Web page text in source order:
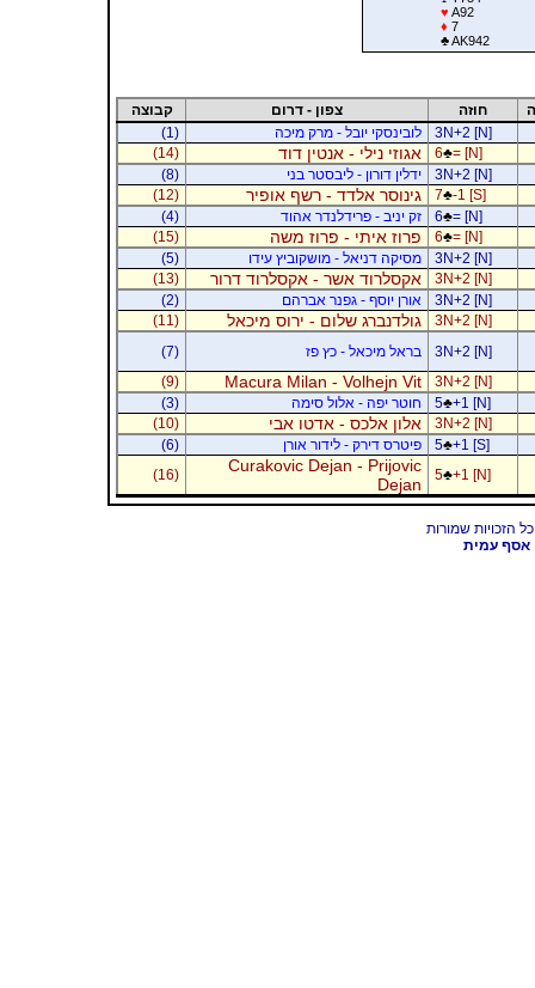
♥ A92
♦ 7
♣AK942
חוזה צפון - דרום
קבוצה
3N+2 [N]
לובינסקי יובל - מרק מיכה
(1)
6♣= [N] אגוזי נילי - אנטין דוד
(14)
3N+2 [N]
ידלין דורון - ליבסטר בני
(8)
7♣-1 [S] גינוסר אלדד - רשף אופיר
(12)
6♣= [N] זק יניב - פרידלנדר אהוד
(4)
6♣= [N] פרוז איתי - פרוז משה
(15)
3N+2 [N]
מסיקה דניאל - מושקוביץ עידו
(5)
3N+2 [N]
אקסלרוד אשר - אקסלרוד דרור
(13)
3N+2 [N]
אורן יוסף - גפנר אברהם
(2)
3N+2 [N]
גולדנברג שלום - ירוס מיכאל
(11)
3N+2 [N]
בראל מיכאל - כץ פז
(7)
3N+2 [N]
Macura Milan - Volhejn Vit
(9)
5♣+1 [N] חוטר יפה - אלול סימה
(3)
3N+2 [N]
אלון אלכס - אדטו אבי
(10)
5♣+1 [S] פיטרס דירק - לידור אורן
(6)
5♣+1 [N]
Curakovic Dejan - Prijovic
Dejan
(16)
אסף עמית